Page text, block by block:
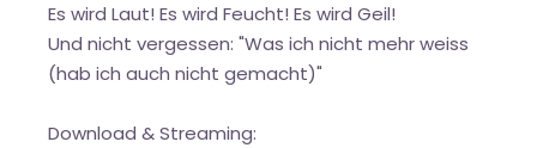
Es wird Laut! Es wird Feucht! Es wird Geil!
Und nicht vergessen: "Was ich nicht mehr weiss
(hab ich auch nicht gemacht)"
Download & Streaming: